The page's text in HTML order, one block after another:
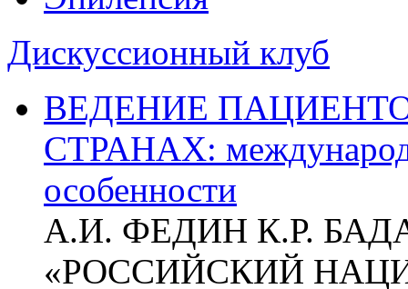
Дискуссионный клуб
ВЕДЕНИЕ
СТРАНАХ:
особенности
А.И. ФЕДИН К.Р.
«РОССИЙСКИЙ